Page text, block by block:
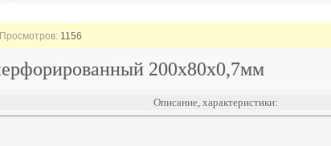
1156
200х80х0,7мм
Описание, характеристики: